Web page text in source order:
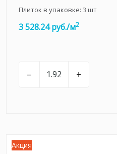
Плиток в упаковке: 3 шт
3 528.24 руб./м2
– +
Акция